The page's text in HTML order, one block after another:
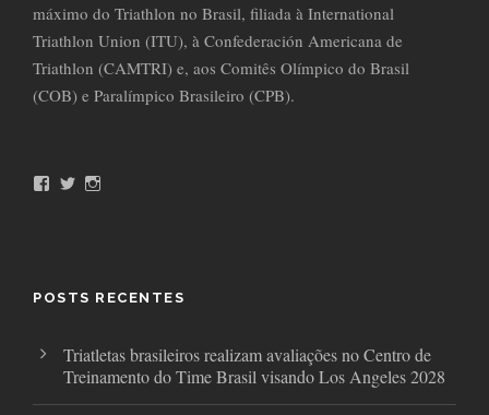
máximo do Triathlon no Brasil, filiada à International
Triathlon Union (ITU), à Confederación Americana de
Triathlon (CAMTRI) e, aos Comitês Olímpico do Brasil
(COB) e Paralímpico Brasileiro (CPB).
k
T
a
POSTS RECENTES
Triatletas brasileiros realizam avaliações no Centro de
Treinamento do Time Brasil visando Los Angeles 2028